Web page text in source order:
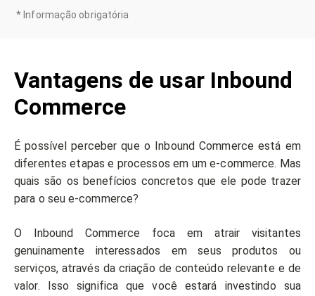
* Informação obrigatória
Vantagens de usar Inbound
Commerce
É possível perceber que o Inbound Commerce está em
diferentes etapas e processos em um e-commerce. Mas
quais são os benefícios concretos que ele pode trazer
para o seu e-commerce?
O Inbound Commerce foca em atrair visitantes
genuinamente interessados em seus produtos ou
serviços, através da criação de conteúdo relevante e de
valor. Isso significa que você estará investindo sua